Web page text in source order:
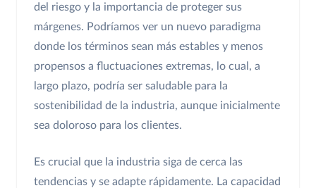
del riesgo y la importancia de proteger sus
márgenes. Podríamos ver un nuevo paradigma
donde los términos sean más estables y menos
propensos a fluctuaciones extremas, lo cual, a
largo plazo, podría ser saludable para la
sostenibilidad de la industria, aunque inicialmente
sea doloroso para los clientes.
Es crucial que la industria siga de cerca las
tendencias y se adapte rápidamente. La capacidad